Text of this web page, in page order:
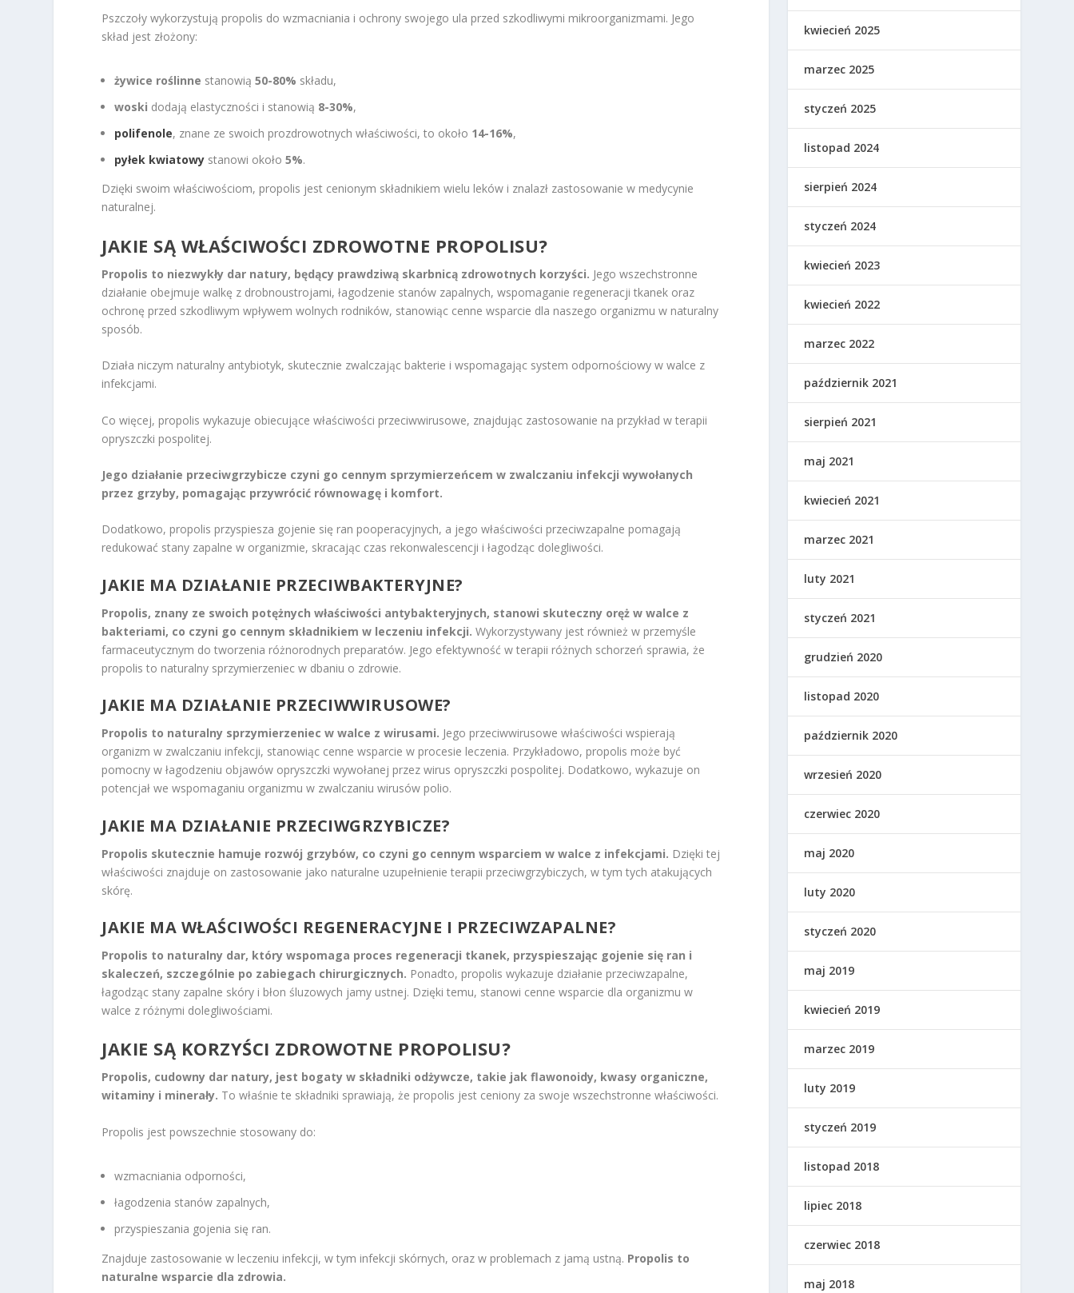
Pszczoły wykorzystują propolis do wzmacniania i ochrony swojego ula przed szkodliwymi mikroorganizmami. Jego
skład jest złożony:
żywice roślinne stanowią50-80% składu,
woski dodają elastyczności i stanowią 8-30%,
polifenole, znane ze swoich prozdrowotnych właściwości, to około 14-16%,
pyłek kwiatowy stanowi około5%.
Dzięki swoim właściwościom, propolis jest cenionym składnikiem wielu leków i znalazł zastosowanie w medycynie
naturalnej.
JAKIE SĄ WŁAŚCIWOŚCI ZDROWOTNE PROPOLISU?
Propolis to niezwykły dar natury, będący prawdziwą skarbnicą zdrowotnych korzyści. Jego wszechstronne
działanie obejmuje walkę z drobnoustrojami, łagodzenie stanów zapalnych, wspomaganie regeneracji tkanek oraz
ochronę przed szkodliwym wpływem wolnych rodników, stanowiąc cenne wsparcie dla naszego organizmu w naturalny
sposób.
Działa niczym naturalny antybiotyk, skutecznie zwalczając bakterie i wspomagając system odpornościowy w walce z
infekcjami.
Co więcej, propolis wykazuje obiecujące właściwości przeciwwirusowe, znajdując zastosowanie na przykład w terapii
opryszczki pospolitej.
Jego działanie przeciwgrzybicze czyni go cennym sprzymierzeńcem w zwalczaniu infekcji wywołanych
przez grzyby, pomagając przywrócić równowagę i komfort.
Dodatkowo, propolis przyspiesza gojenie się ran pooperacyjnych, a jego właściwości przeciwzapalne pomagają
redukować stany zapalne w organizmie, skracając czas rekonwalescencji i łagodząc dolegliwości.
JAKIE MA DZIAŁANIE PRZECIWBAKTERYJNE?
Propolis, znany ze swoich potężnych właściwości antybakteryjnych, stanowi skuteczny oręż w walce z
bakteriami, co czyni go cennym składnikiem w leczeniu infekcji. Wykorzystywany jest również w przemyśle
farmaceutycznym do tworzenia różnorodnych preparatów. Jego efektywność w terapii różnych schorzeń sprawia, że
propolis to naturalny sprzymierzeniec w dbaniu o zdrowie.
JAKIE MA DZIAŁANIE PRZECIWWIRUSOWE?
Propolis to naturalny sprzymierzeniec w walce z wirusami. Jego przeciwwirusowe właściwości wspierają
organizm w zwalczaniu infekcji, stanowiąc cenne wsparcie w procesie leczenia. Przykładowo, propolis może być
pomocny w łagodzeniu objawów opryszczki wywołanej przez wirus opryszczki pospolitej. Dodatkowo, wykazuje on
potencjał we wspomaganiu organizmu w zwalczaniu wirusów polio.
JAKIE MA DZIAŁANIE PRZECIWGRZYBICZE?
Propolis skutecznie hamuje rozwój grzybów, co czyni go cennym wsparciem w walce z infekcjami. Dzięki tej
właściwości znajduje on zastosowanie jako naturalne uzupełnienie terapii przeciwgrzybiczych, w tym tych atakujących
skórę.
JAKIE MA WŁAŚCIWOŚCI REGENERACYJNE I PRZECIWZAPALNE?
Propolis to naturalny dar, który wspomaga proces regeneracji tkanek, przyspieszając gojenie się ran i
skaleczeń, szczególnie po zabiegach chirurgicznych. Ponadto, propolis wykazuje działanie przeciwzapalne,
łagodząc stany zapalne skóry i błon śluzowych jamy ustnej. Dzięki temu, stanowi cenne wsparcie dla organizmu w
walce z różnymi dolegliwościami.
JAKIE SĄ KORZYŚCI ZDROWOTNE PROPOLISU?
Propolis, cudowny dar natury, jest bogaty w składniki odżywcze, takie jak flawonoidy, kwasy organiczne,
witaminy i minerały. To właśnie te składniki sprawiają, że propolis jest ceniony za swoje wszechstronne właściwości.
Propolis jest powszechnie stosowany do:
wzmacniania odporności,
łagodzenia stanów zapalnych,
przyspieszania gojenia się ran.
Znajduje zastosowanie w leczeniu infekcji, w tym infekcji skórnych, oraz w problemach z jamą ustną. Propolis to
naturalne wsparcie dla zdrowia.
kwiecień 2025
marzec 2025
styczeń 2025
listopad 2024
sierpień 2024
styczeń 2024
kwiecień 2023
kwiecień 2022
marzec 2022
październik 2021
sierpień 2021
maj 2021
kwiecień 2021
marzec 2021
luty 2021
styczeń 2021
grudzień 2020
listopad 2020
październik 2020
wrzesień 2020
czerwiec 2020
maj 2020
luty 2020
styczeń 2020
maj 2019
kwiecień 2019
marzec 2019
luty 2019
styczeń 2019
listopad 2018
lipiec 2018
czerwiec 2018
maj 2018